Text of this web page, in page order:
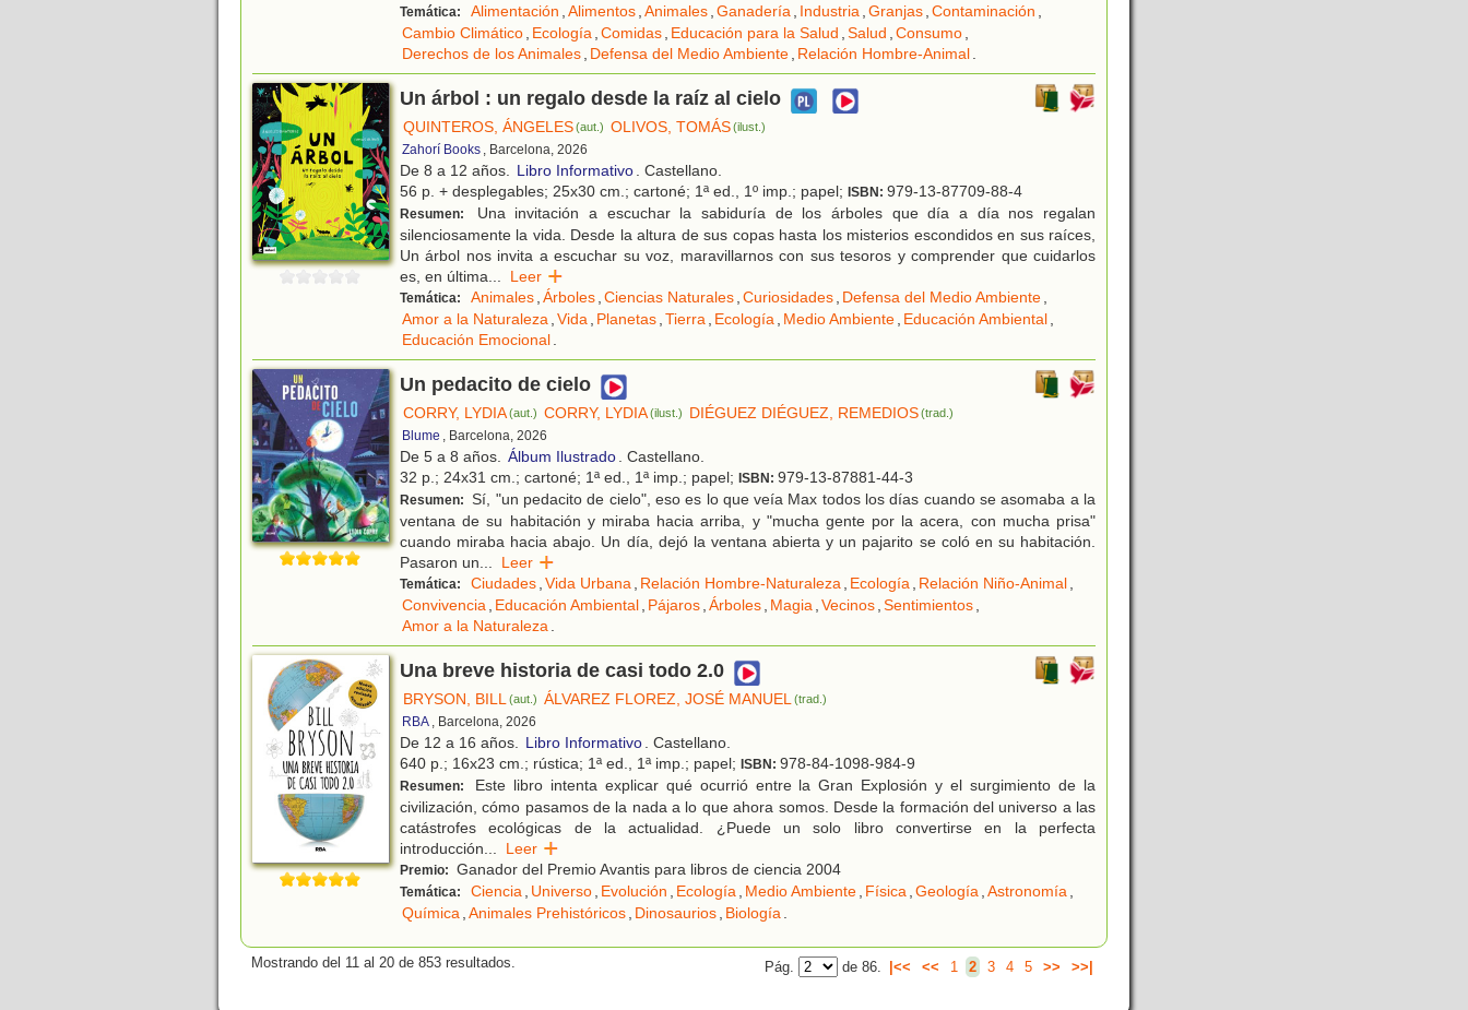
Temática: Alimentación ,Alimentos,Animales,Ganadería, Industria,Granjas,Contaminación ,
Cambio Climático, Ecología,Comidas, Educación para la Salud ,Salud ,Consumo,
Derechos de los Animales, Defensa del Medio Ambiente, Relación Hombre-Animal.
Un árbol : un regalo desde la raíz al cielo
QUINTEROS, ÁNGELES(aut.) OLIVOS, TOMÁS(ilust.)
Zahorí Books , Barcelona, 2026
De 8 a 12 años. Libro Informativo. Castellano.
56 p. + desplegables; 25x30 cm.; cartoné; 1ª ed., 1º imp.; papel; ISBN: 979-13-87709-88-4
Resumen:
Una invitación a escuchar la sabiduría de los árboles que día a día nos regalan
silenciosamente la vida. Desde la altura de sus copas hasta los misterios escondidos en sus raíces,
Un árbol nos invita a escuchar su voz, maravillarnos con sus tesoros y comprender que cuidarlos
es, en última... Leer
Temática: Animales,Árboles,Ciencias Naturales,Curiosidades, Defensa del Medio Ambiente,
Amor a la Naturaleza,Vida, Planetas,Tierra, Ecología, Medio Ambiente, Educación Ambiental,
Educación Emocional.
Un pedacito de cielo
CORRY, LYDIA(aut.) CORRY, LYDIA(ilust.) DIÉGUEZ DIÉGUEZ, REMEDIOS (trad.)
Blume , Barcelona, 2026
De 5 a 8 años. Álbum Ilustrado. Castellano.
32 p.; 24x31 cm.; cartoné; 1ª ed., 1ª imp.; papel; ISBN: 979-13-87881-44-3
Resumen: Sí, "un pedacito de cielo", eso es lo que veía Max todos los días cuando se asomaba a la
ventana de su habitación y miraba hacia arriba, y "mucha gente por la acera, con mucha prisa"
cuando miraba hacia abajo. Un día, dejó la ventana abierta y un pajarito se coló en su habitación.
Pasaron un... Leer
Temática: Ciudades,Vida Urbana, Relación Hombre-Naturaleza, Ecología, Relación Niño-Animal,
Convivencia, Educación Ambiental, Pájaros,Árboles, Magia,Vecinos,Sentimientos,
Amor a la Naturaleza.
Una breve historia de casi todo 2.0
BRYSON, BILL(aut.) ÁLVAREZ FLOREZ, JOSÉ MANUEL(trad.)
RBA , Barcelona, 2026
De 12 a 16 años. Libro Informativo. Castellano.
640 p.; 16x23 cm.; rústica; 1ª ed., 1ª imp.; papel; ISBN: 978-84-1098-984-9
Resumen:
Este libro intenta explicar qué ocurrió entre la Gran Explosión y el surgimiento de la
civilización, cómo pasamos de la nada a lo que ahora somos. Desde la formación del universo a las
catástrofes ecológicas de la actualidad. ¿Puede un solo libro convertirse en la perfecta
introducción... Leer
Premio: Ganador del Premio Avantis para libros de ciencia 2004
Temática: Ciencia, Universo, Evolución , Ecología, Medio Ambiente, Física,Geología,Astronomía,
Química,Animales Prehistóricos, Dinosaurios, Biología.
Mostrando del 11 al 20 de 853 resultados. Pág. de 86. |<< << 1 2 3 4 5 >> >>|